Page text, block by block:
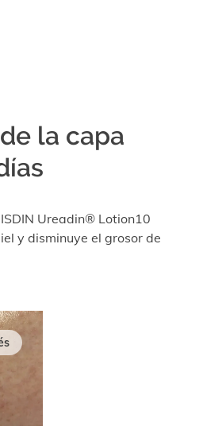
la capa
Ureadin® Lotion10
y disminuye el grosor de